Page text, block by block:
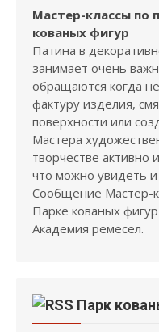
Мастер-классы по
кованых фигур
Патина в
занимает очень
обращаются когда
фактуру изделия,
поверхности или
Мастера
творчестве активно
что можно увидеть
Сообщение Мастер-
Парке кованых
Академия ремесел.
Парк